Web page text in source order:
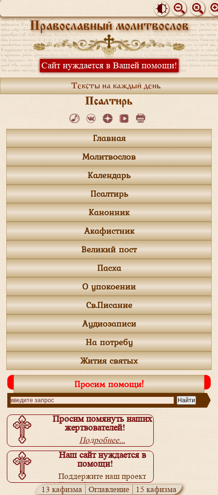
Православный молитвослов
Сайт нуждается в Вашей помощи!
Тексты на каждый день
Псалтирь
Главная
Молитвослов
Календарь
Псалтирь
Канонник
Акафистник
Великий пост
Пасха
О упокоении
Св.Писание
Аудиозаписи
На потребу
Жития святых
Просим помощи!
Просим помянуть наших
жертвователей!
Подробнее...
Наш сайт нуждается в
помощи!
Поддержите наш проект
Подробнее...
13 кафизма Оглавление 15 кафизма